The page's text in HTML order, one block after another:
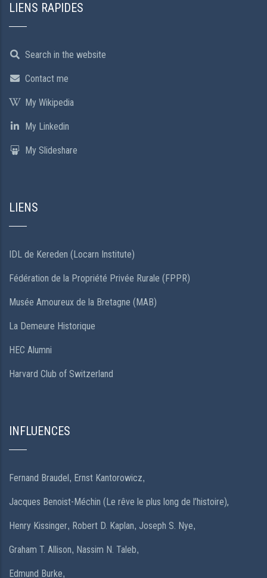
LIENS RAPIDES
Search in the website
Contact me
My Wikipedia
My Linkedin
My Slideshare
LIENS
IDL de Kereden (Locarn Institute)
Fédération de la Propriété Privée Rurale (FPPR)
Musée Amoureux de la Bretagne (MAB)
La Demeure Historique
HEC Alumni
Harvard Club of Switzerland
INFLUENCES
Fernand Braudel, Ernst Kantorowicz,
Jacques Benoist-Méchin (Le rêve le plus long de l’histoire),
Henry Kissinger, Robert D. Kaplan, Joseph S. Nye,
Graham T. Allison, Nassim N. Taleb,
Edmund Burke,